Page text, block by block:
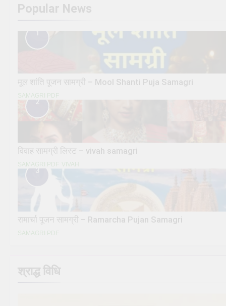
Popular News
1
मूल शांति पूजन सामग्री – Mool Shanti Puja Samagri
SAMAGRI PDF
2
विवाह सामग्री लिस्ट – vivah samagri
SAMAGRI PDF
3
रामार्चा पूजन सामग्री – Ramarcha Pujan Samagri
SAMAGRI PDF
श्राद्ध विधि